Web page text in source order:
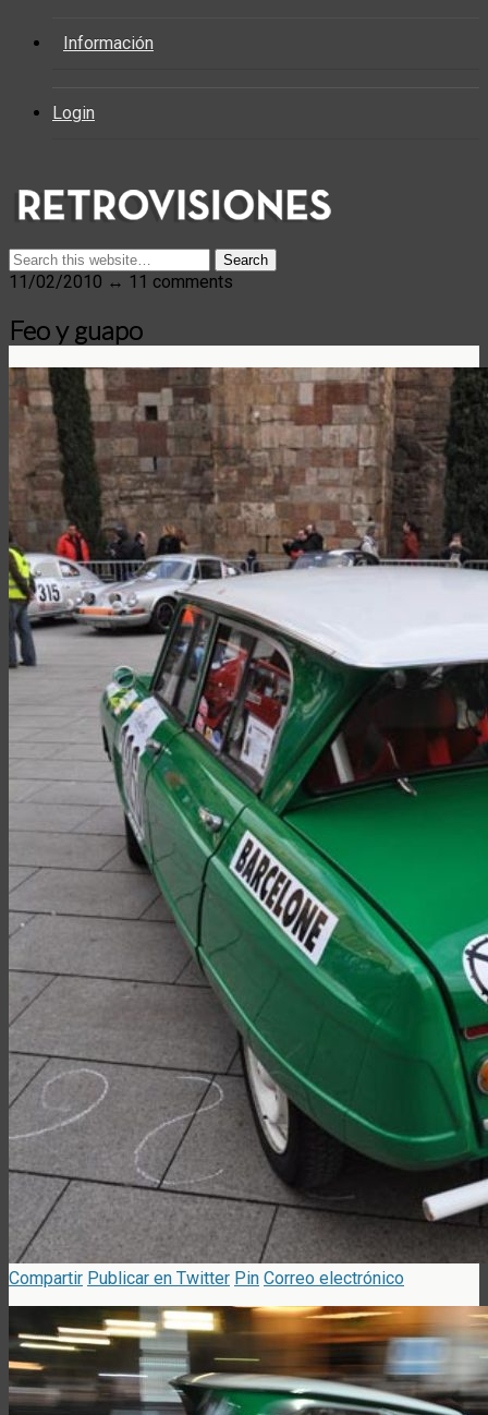
Información
Login
11/02/2010 ↔ 11 comments
Feo y guapo
Compartir Publicar en Twitter Pin Correo electrónico